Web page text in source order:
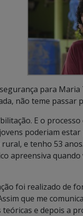
para Maria
não teme passar
E o
poderiam
e tenho 53
apreensiva
foi realizado de
que me
e depois a